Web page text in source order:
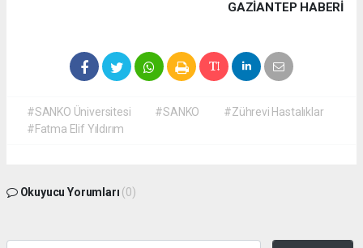
GAZIANTEP HABERİ
#SANKO Üniversitesi #SANKO
#Zührevi Hastalıklar
#Fatma Elif Yıldırım
Okuyucu Yorumları (0)